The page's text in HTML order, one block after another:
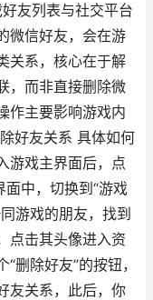
友列表与社交平台
微信好友，会在游
关系，核心在于解
，而非直接删除微
作主要影响游戏内
好友关系 具体如何
游戏主界面后，点
面中，切换到“游戏
游戏的朋友，找到
点击其头像进入资
删除好友”的按钮，
友关系，此后，你